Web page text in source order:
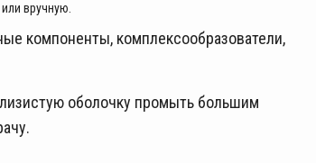
вручную.
компоненты, комплексообразователи,
оболочку промыть большим